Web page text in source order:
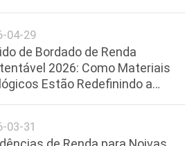
04-29
de Bordado de Renda
2026: Como Materiais
Estão Redefinindo a
03-31